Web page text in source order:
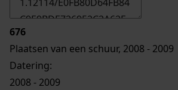
676
Plaatsen van een schuur, 2008 - 2009
Datering:
2008 - 2009